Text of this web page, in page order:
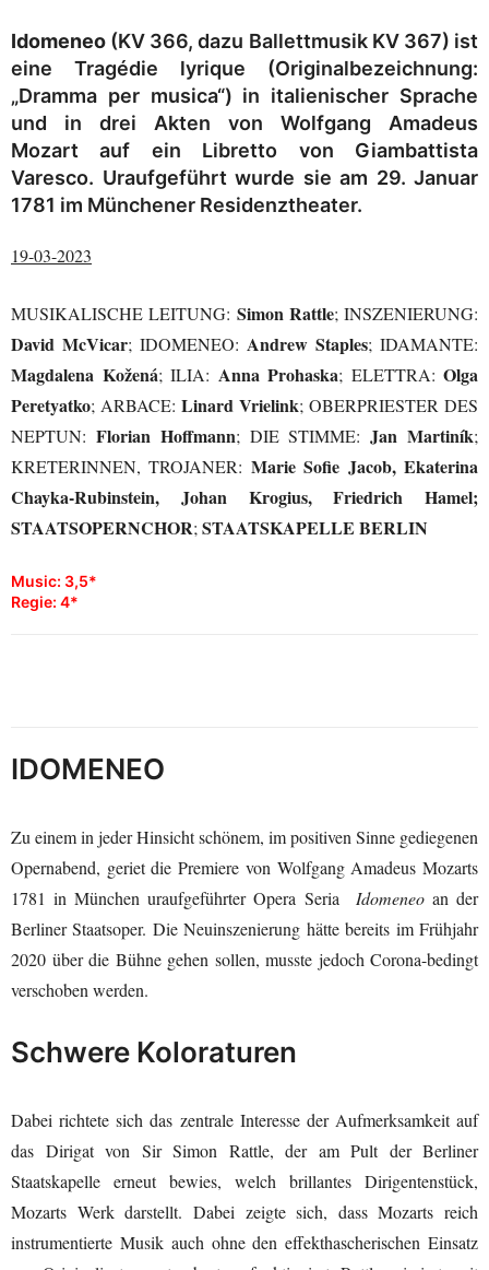
Idomeneo (KV 366, dazu Ballettmusik KV 367) ist
eine Tragédie lyrique (Originalbezeichnung:
„Dramma per musica“) in italienischer Sprache
und in drei Akten von Wolfgang Amadeus
Mozart auf ein Libretto von Giambattista
Varesco. Uraufgeführt wurde sie am 29. Januar
1781 im Münchener Residenztheater.
19-03-2023
MUSIKALISCHE LEITUNG: Simon Rattle; INSZENIERUNG:
David McVicar; IDOMENEO: Andrew Staples; IDAMANTE:
Magdalena Kožená; ILIA: Anna Prohaska; ELETTRA: Olga
Peretyatko; ARBACE: Linard Vrielink; OBERPRIESTER DES
NEPTUN: Florian Hoffmann; DIE STIMME:Jan Martiník;
KRETERINNEN, TROJANER: Marie Sofie Jacob, Ekaterina
Chayka-Rubinstein, Johan Krogius, Friedrich Hamel;
STAATSOPERNCHOR; STAATSKAPELLE BERLIN
Music: 3,5*
Regie: 4*
IDOMENEO
Zu einem in jeder Hinsicht schönem, im positiven Sinne gediegenen
Opernabend, geriet die Premiere von Wolfgang Amadeus Mozarts
1781 in München uraufgeführter Opera Seria Idomeneoan der
Berliner Staatsoper. Die Neuinszenierung hätte bereits im Frühjahr
2020 über die Bühne gehen sollen, musste jedoch Corona-bedingt
verschoben werden.
Schwere Koloraturen
Dabei richtete sich das zentrale Interesse der Aufmerksamkeit auf
das Dirigat von Sir Simon Rattle, der am Pult der Berliner
Staatskapelle erneut bewies, welch brillantes Dirigentenstück,
Mozarts Werk darstellt. Dabei zeigte sich, dass Mozarts reich
instrumentierte Musik auch ohne den effekthascherischen Einsatz